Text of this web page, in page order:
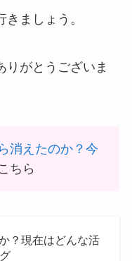
ましょう。
りがとうございま
消えたのか？今
ちら
？現在はどんな活